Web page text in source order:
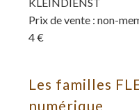
Prix de vente : non-
4 €
Les familles
numérique